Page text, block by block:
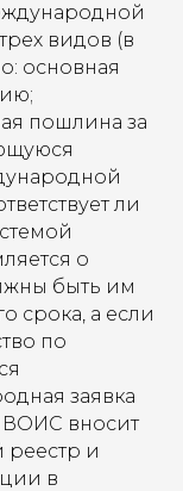
видов (в
основная
пошлина за
ли
о
быть им
срока, а если
по
заявка
ВОИС вносит
и
в